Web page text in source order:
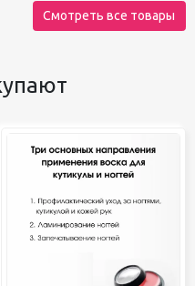
Смотреть все товары